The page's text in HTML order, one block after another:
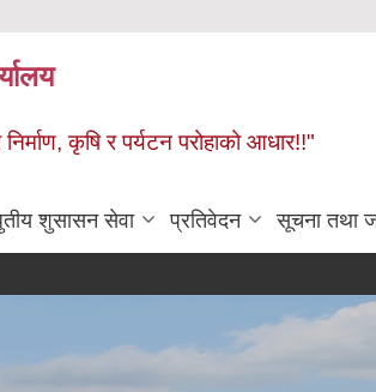
कृषि र पर्यटन परोहाको आधार!!"
शुसासन सेवा प्रतिवेदन सूचना तथा